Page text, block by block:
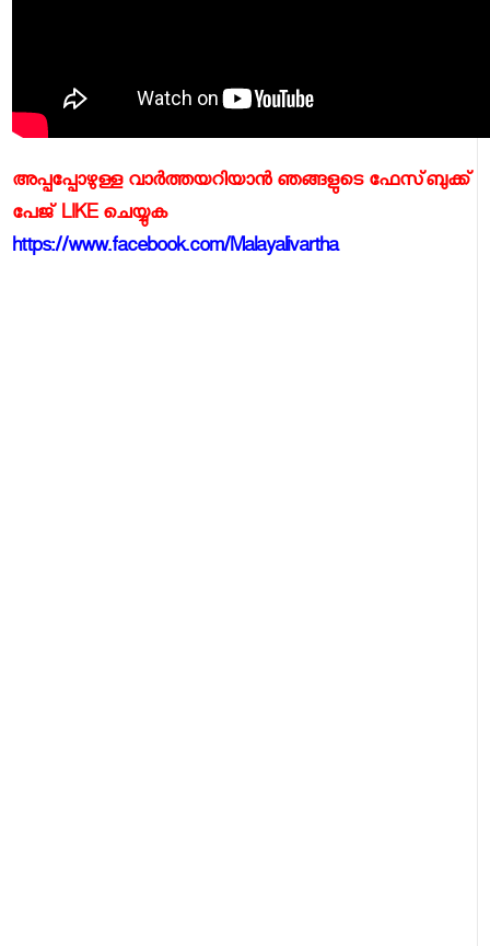
അപ്പപ്പോഴുള്ള വാര്‍ത്തയറിയാന്‍ ഞങ്ങളുടെ ഫേസ്‌ബുക്ക്‌
പേജ് LIKE ചെയ്യുക
https://www.facebook.com/Malayalivartha